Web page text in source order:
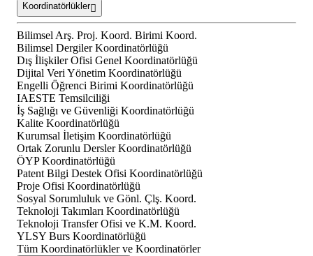
Koordinatörlükler
Bilimsel Arş. Proj. Koord. Birimi Koord.
Bilimsel Dergiler Koordinatörlüğü
Dış İlişkiler Ofisi Genel Koordinatörlüğü
Dijital Veri Yönetim Koordinatörlüğü
Engelli Öğrenci Birimi Koordinatörlüğü
IAESTE Temsilciliği
İş Sağlığı ve Güvenliği Koordinatörlüğü
Kalite Koordinatörlüğü
Kurumsal İletişim Koordinatörlüğü
Ortak Zorunlu Dersler Koordinatörlüğü
ÖYP Koordinatörlüğü
Patent Bilgi Destek Ofisi Koordinatörlüğü
Proje Ofisi Koordinatörlüğü
Sosyal Sorumluluk ve Gönl. Çlş. Koord.
Teknoloji Takımları Koordinatörlüğü
Teknoloji Transfer Ofisi ve K.M. Koord.
YLSY Burs Koordinatörlüğü
Tüm Koordinatörlükler ve Koordinatörler